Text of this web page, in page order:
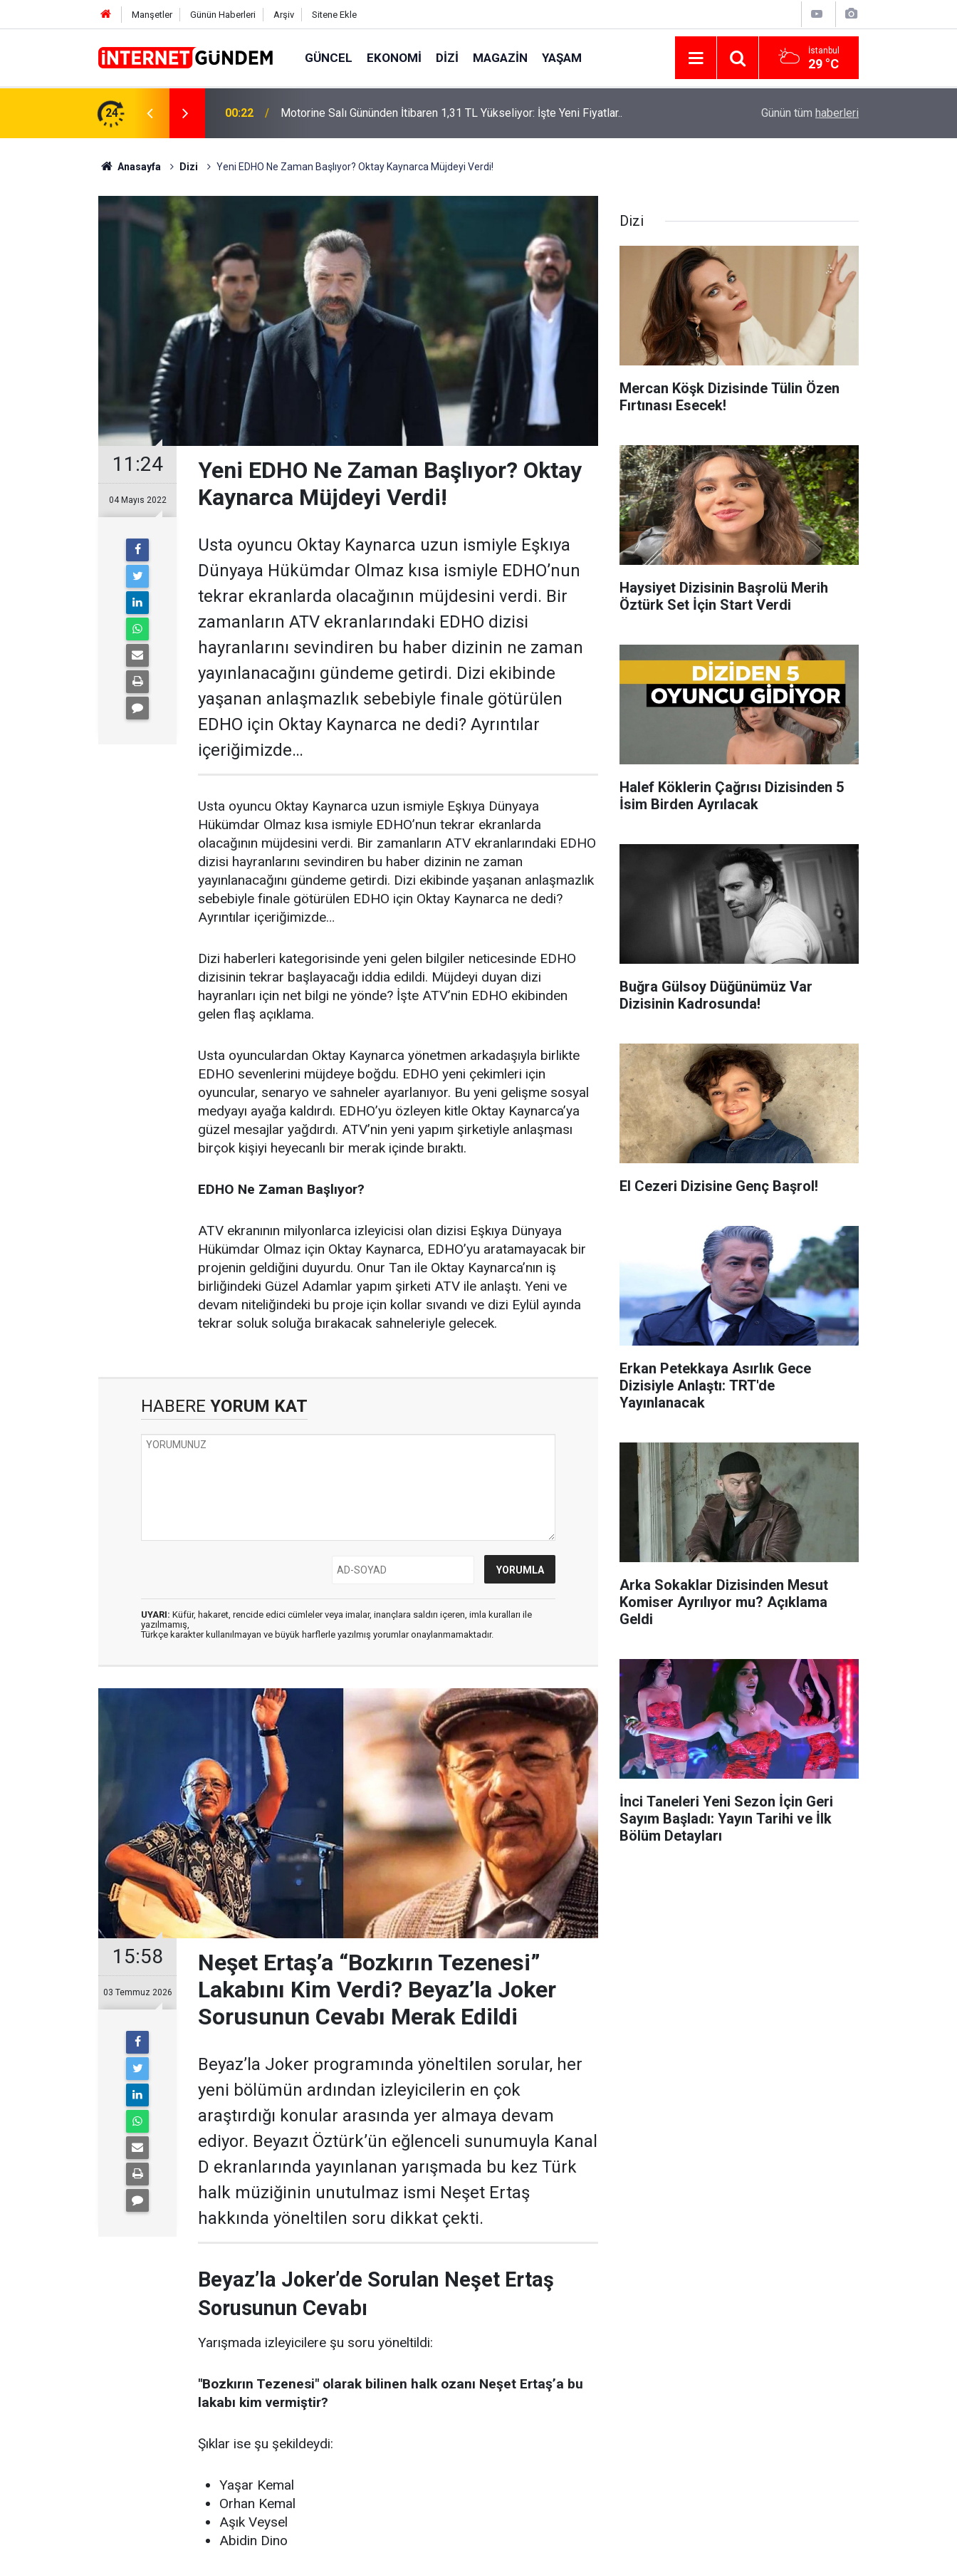
Manşetler Günün Haberleri Arşiv Sitene Ekle
GÜNCEL EKONOMI DIZI MAGAZIN YAŞAM İstanbul
29 °C
24
TL Yükseliyor: İşte Yeni Fiyatlar.. 15:58
Neşet Ertaş’a “Bozkırın Tezenesi” Lakabını Kim Verdi? Beyaz’la Joker
Sorusunun Cevabı Merak Edildi
Günün tüm haberleri
Anasayfa Dizi Yeni EDHO Ne Zaman Başlıyor? Oktay Kaynarca Müjdeyi Verdi!
11:24
04 Mayıs 2022
Yeni EDHO Ne Zaman Başlıyor? Oktay
Kaynarca Müjdeyi Verdi!
Usta oyuncu Oktay Kaynarca uzun ismiyle Eşkıya
Dünyaya Hükümdar Olmaz kısa ismiyle EDHO’nun
tekrar ekranlarda olacağının müjdesini verdi. Bir
zamanların ATV ekranlarındaki EDHO dizisi
hayranlarını sevindiren bu haber dizinin ne zaman
yayınlanacağını gündeme getirdi. Dizi ekibinde
yaşanan anlaşmazlık sebebiyle finale götürülen
EDHO için Oktay Kaynarca ne dedi? Ayrıntılar
içeriğimizde…
Usta oyuncu Oktay Kaynarca uzun ismiyle Eşkıya Dünyaya
Hükümdar Olmaz kısa ismiyle EDHO’nun tekrar ekranlarda
olacağının müjdesini verdi. Bir zamanların ATV ekranlarındaki EDHO
dizisi hayranlarını sevindiren bu haber dizinin ne zaman
yayınlanacağını gündeme getirdi. Dizi ekibinde yaşanan anlaşmazlık
sebebiyle finale götürülen EDHO için Oktay Kaynarca ne dedi?
Ayrıntılar içeriğimizde…
Dizi haberleri kategorisinde yeni gelen bilgiler neticesinde EDHO
dizisinin tekrar başlayacağı iddia edildi. Müjdeyi duyan dizi
hayranları için net bilgi ne yönde? İşte ATV’nin EDHO ekibinden
gelen flaş açıklama.
Usta oyunculardan Oktay Kaynarca yönetmen arkadaşıyla birlikte
EDHO sevenlerini müjdeye boğdu. EDHO yeni çekimleri için
oyuncular, senaryo ve sahneler ayarlanıyor. Bu yeni gelişme sosyal
medyayı ayağa kaldırdı. EDHO’yu özleyen kitle Oktay Kaynarca’ya
güzel mesajlar yağdırdı. ATV’nin yeni yapım şirketiyle anlaşması
birçok kişiyi heyecanlı bir merak içinde bıraktı.
EDHO Ne Zaman Başlıyor?
ATV ekranının milyonlarca izleyicisi olan dizisi Eşkıya Dünyaya
Hükümdar Olmaz için Oktay Kaynarca, EDHO’yu aratamayacak bir
projenin geldiğini duyurdu. Onur Tan ile Oktay Kaynarca’nın iş
birliğindeki Güzel Adamlar yapım şirketi ATV ile anlaştı. Yeni ve
devam niteliğindeki bu proje için kollar sıvandı ve dizi Eylül ayında
tekrar soluk soluğa bırakacak sahneleriyle gelecek.
HABERE YORUM KAT
UYARI: Küfür, hakaret, rencide edici cümleler veya imalar, inançlara saldırı içeren, imla kuralları ile
yazılmamış,
Türkçe karakter kullanılmayan ve büyük harflerle yazılmış yorumlar onaylanmamaktadır.
15:58
03 Temmuz 2026
Neşet Ertaş’a “Bozkırın Tezenesi”
Lakabını Kim Verdi? Beyaz’la Joker
Sorusunun Cevabı Merak Edildi
Beyaz’la Joker programında yöneltilen sorular, her
yeni bölümün ardından izleyicilerin en çok
araştırdığı konular arasında yer almaya devam
ediyor. Beyazıt Öztürk’ün eğlenceli sunumuyla Kanal
D ekranlarında yayınlanan yarışmada bu kez Türk
halk müziğinin unutulmaz ismi Neşet Ertaş
hakkında yöneltilen soru dikkat çekti.
Beyaz’la Joker’de Sorulan Neşet Ertaş
Sorusunun Cevabı
Yarışmada izleyicilere şu soru yöneltildi:
"Bozkırın Tezenesi" olarak bilinen halk ozanı Neşet Ertaş’a bu
lakabı kim vermiştir?
Şıklar ise şu şekildeydi:
Yaşar Kemal
Orhan Kemal
Aşık Veysel
Abidin Dino
Dizi
Mercan Köşk Dizisinde Tülin Özen
Fırtınası Esecek!
Haysiyet Dizisinin Başrolü Merih
Öztürk Set İçin Start Verdi
Halef Köklerin Çağrısı Dizisinden 5
İsim Birden Ayrılacak
Buğra Gülsoy Düğünümüz Var
Dizisinin Kadrosunda!
El Cezeri Dizisine Genç Başrol!
Erkan Petekkaya Asırlık Gece
Dizisiyle Anlaştı: TRT'de
Yayınlanacak
Arka Sokaklar Dizisinden Mesut
Komiser Ayrılıyor mu? Açıklama
Geldi
İnci Taneleri Yeni Sezon İçin Geri
Sayım Başladı: Yayın Tarihi ve İlk
Bölüm Detayları